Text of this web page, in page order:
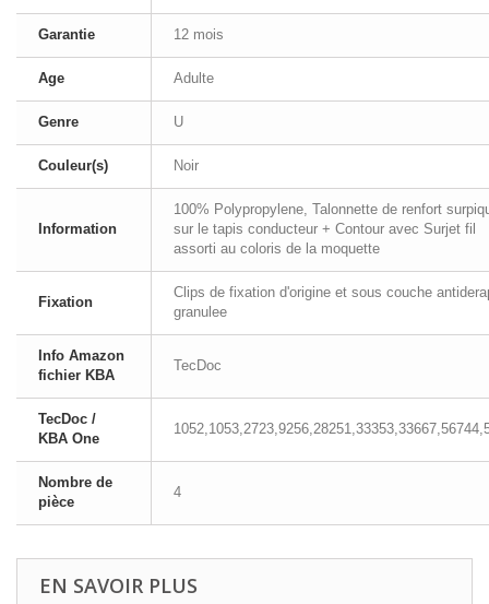
Garantie 12 mois
Age Adulte
Genre U
Couleur(s) Noir
Information
100% Polypropylene, Talonnette de renfort
sur le tapis conducteur + Contour avec Surjet fil
assorti au coloris de la moquette
Fixation
Clips de fixation d'origine et sous couche
granulee
Info Amazon
fichier KBA
TecDoc
TecDoc /
KBA One
Nombre de
pièce
4
EN SAVOIR PLUS